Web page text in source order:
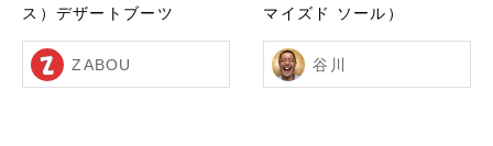
ス）デザートブーツ
ZABOU
マイズド ソール）
谷川